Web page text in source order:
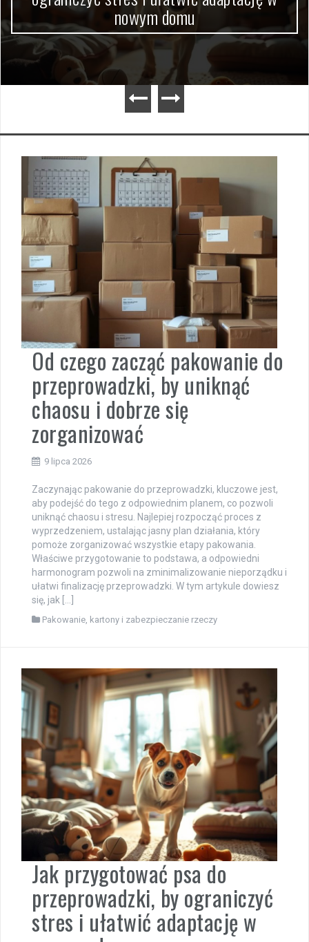
dokumentów krok po kroku
Od czego zacząć pakowanie do
przeprowadzki, by uniknąć
chaosu i dobrze się
zorganizować
9 lipca 2026
Zaczynając pakowanie do przeprowadzki, kluczowe jest,
aby podejść do tego z odpowiednim planem, co pozwoli
uniknąć chaosu i stresu. Najlepiej rozpocząć proces z
wyprzedzeniem, ustalając jasny plan działania, który
pomoże zorganizować wszystkie etapy pakowania.
Właściwe przygotowanie to podstawa, a odpowiedni
harmonogram pozwoli na zminimalizowanie nieporządku i
ułatwi finalizację przeprowadzki. W tym artykule dowiesz
się, jak […]
Pakowanie, kartony i zabezpieczanie rzeczy
Jak przygotować psa do
przeprowadzki, by ograniczyć
stres i ułatwić adaptację w